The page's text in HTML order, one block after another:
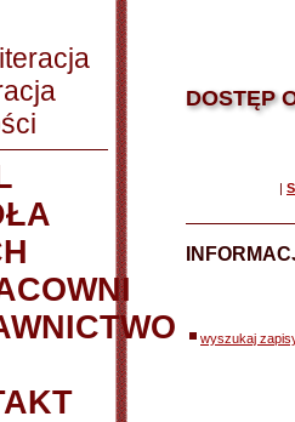
DOSTĘP
|
wyszukaj